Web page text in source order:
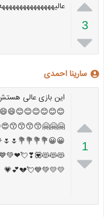

3

سارینا احمدی

1

این بازی عالی
💛💛💚💙💘💔💕💗